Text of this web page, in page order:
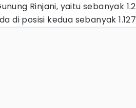
Rinjani, yaitu sebanyak
di posisi kedua sebanyak